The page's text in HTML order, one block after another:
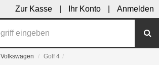
Zur Kasse Ihr Konto Anmelden
Volkswagen Golf 4